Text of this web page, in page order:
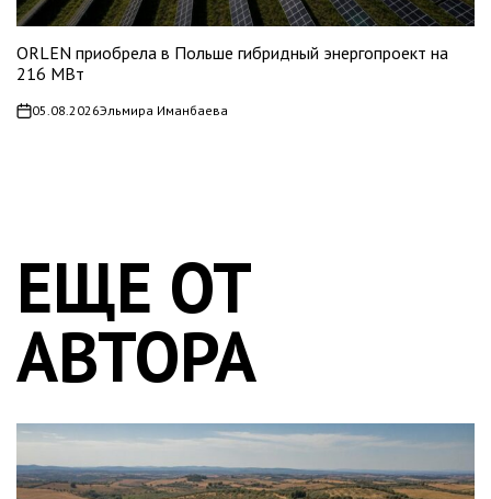
ORLEN приобрела в Польше гибридный энергопроект на
216 МВт
on05.08.2026Эльмира Иманбаева
ЕЩЕ ОТ
АВТОРА